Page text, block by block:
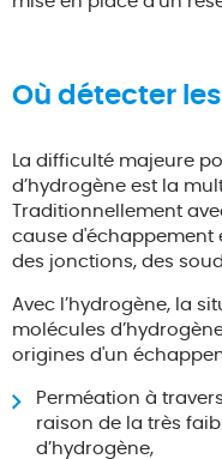
Où détecter
La difficulté majeure
d’hydrogène est la
Traditionnellement
cause d'échappement
des jonctions, des
Avec l’hydrogène, la
molécules
origines d'un
Perméation à
raison de la très
d’hydrogène,